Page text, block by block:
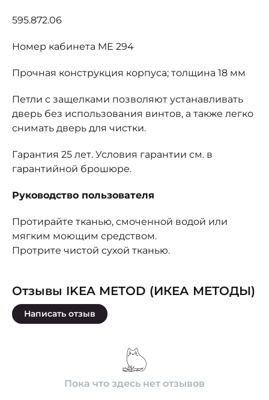
595.872.06
Номер кабинета ME 294
Прочная конструкция корпуса; толщина 18 мм
Петли с защелками позволяют устанавливать
дверь без использования винтов, а также легко
снимать дверь для чистки.
Гарантия 25 лет. Условия гарантии см. в
гарантийной брошюре.
Руководство пользователя
Протирайте тканью, смоченной водой или
мягким моющим средством.
Протрите чистой сухой тканью.
Отзывы IKEA METOD (ИКЕА МЕТОДЫ)
Написать отзыв
Пока что здесь нет отзывов